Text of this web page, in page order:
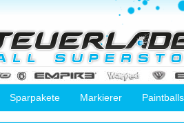
Sparpakete Markierer Paintballs